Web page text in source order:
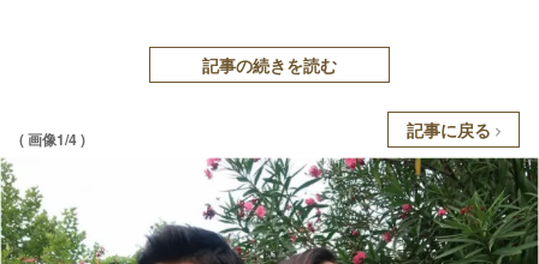
記事の続きを読む
( 画像1/4 ) 記事に戻る